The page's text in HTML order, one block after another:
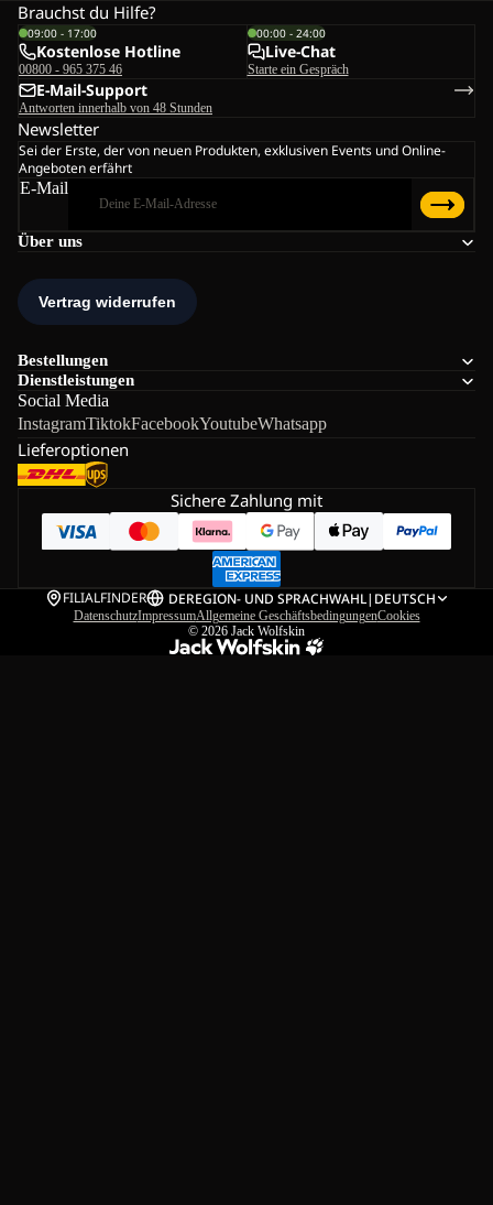
Über uns
Bestellungen
Dienstleistungen
Social Media
InstagramTiktokFacebookYoutubeWhatsapp
Lieferoptionen
Brauchst du Hilfe?
09:00 - 17:00
Kostenlose Hotline
00800 - 965 375 46
00:00 - 24:00
Live-Chat
Starte ein Gespräch
E-Mail-Support
Antworten innerhalb von 48 Stunden
Newsletter
Sei der Erste, der von neuen Produkten, exklusiven Events und Online-
Angeboten erfährt
E-Mail
Sichere Zahlung mit
FILIALFINDER DEREGION- UND SPRACHWAHL| DEUTSCH
DatenschutzImpressumAllgemeine GeschäftsbedingungenCookies
© 2026 Jack Wolfskin